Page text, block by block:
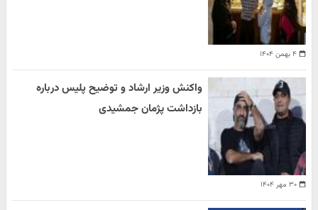
۴ بهمن ۱۴۰۴
۳۰ مهر ۱۴۰۴
واکنش وزیر ارشاد و توضیح پلیس درباره
بازداشت پژمان جمشیدی